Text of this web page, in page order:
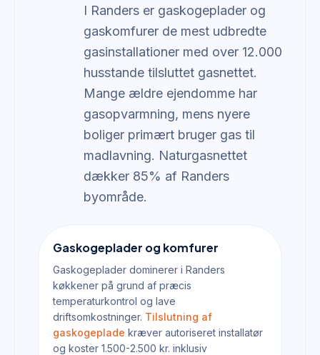
I Randers er gaskogeplader og
gaskomfurer de mest udbredte
gasinstallationer med over 12.000
husstande tilsluttet gasnettet.
Mange ældre ejendomme har
gasopvarmning, mens nyere
boliger primært bruger gas til
madlavning. Naturgasnettet
dækker 85% af Randers
byområde.
Gaskogeplader og komfurer
Gaskogeplader dominerer i Randers
køkkener på grund af præcis
temperaturkontrol og lave
driftsomkostninger. Tilslutning af
gaskogeplade kræver autoriseret installatør
og koster 1.500-2.500 kr. inklusiv